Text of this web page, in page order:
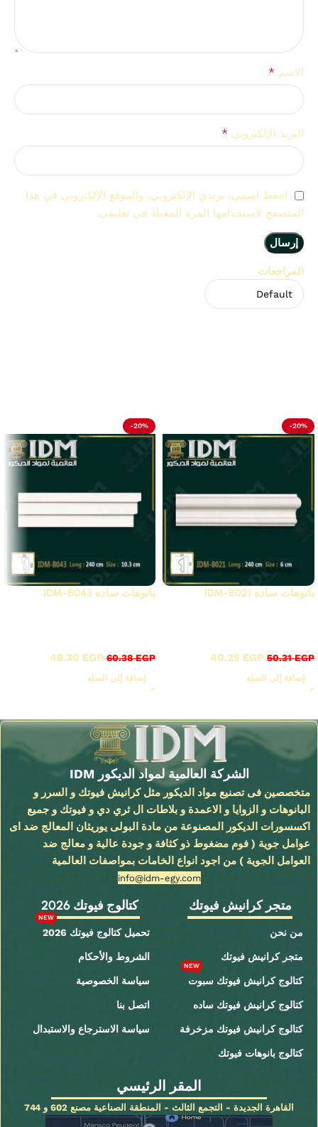
المراجعات
الاسم *
البريد الإلكتروني *
احفظ اسمي، بريدي الإلكتروني، والموقع الإلكتروني في هذا
المتصفح لاستخدامها المرة المقبلة في تعليقي.
-20%
بانوهات ساده IDM-B021
50.31EGP
40.25 EGP
إضافة إلى السلة
-20%
بانوهات ساده IDM-B043
60.38EGP
48.30 EGP
إضافة إلى السلة
الشركة العالمية لمواد الديكور IDM
متخصصين فى تصنيع مواد الديكور مثل كرانيش فيوتك و السرر و
البانوهات و الزوايا و الاعمدة و بلاطات ال ثري دي و فيوتك و جميع
اكسسورات الديكور المصنوعة من مادة البولى يوريثان المعالج ضد اى
عوامل جوية ( فوم مضغوط ذو كثافة و جودة عالية و معالج ضد
العوامل الجوية ) من اجود انواع الخامات بمواصفات العالمية
info@idm-egy.com
متجر كرانيش فيوتك
من نحن
متجر كرانيش فيوتك
كتالوج كرانيش فيوتك سبوت
NEW
كتالوج كرانيش فيوتك ساده
كتالوج كرانيش فيوتك مزخرفة
كتالوج بانوهات فيوتك
كتالوج فيوتك 2026
تحميل كتالوج فيوتك 2026
NEW
الشروط والأحكام
سياسة الخصوصية
اتصل بنا
سياسة الاسترجاع والاستبدال
المقر الرئيسي
القاهرة الجديدة - التجمع الثالث - المنطقة الصناعية مصنع 602 و 744